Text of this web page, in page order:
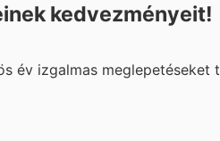
kedvezményeit!
év izgalmas meglepetéseket